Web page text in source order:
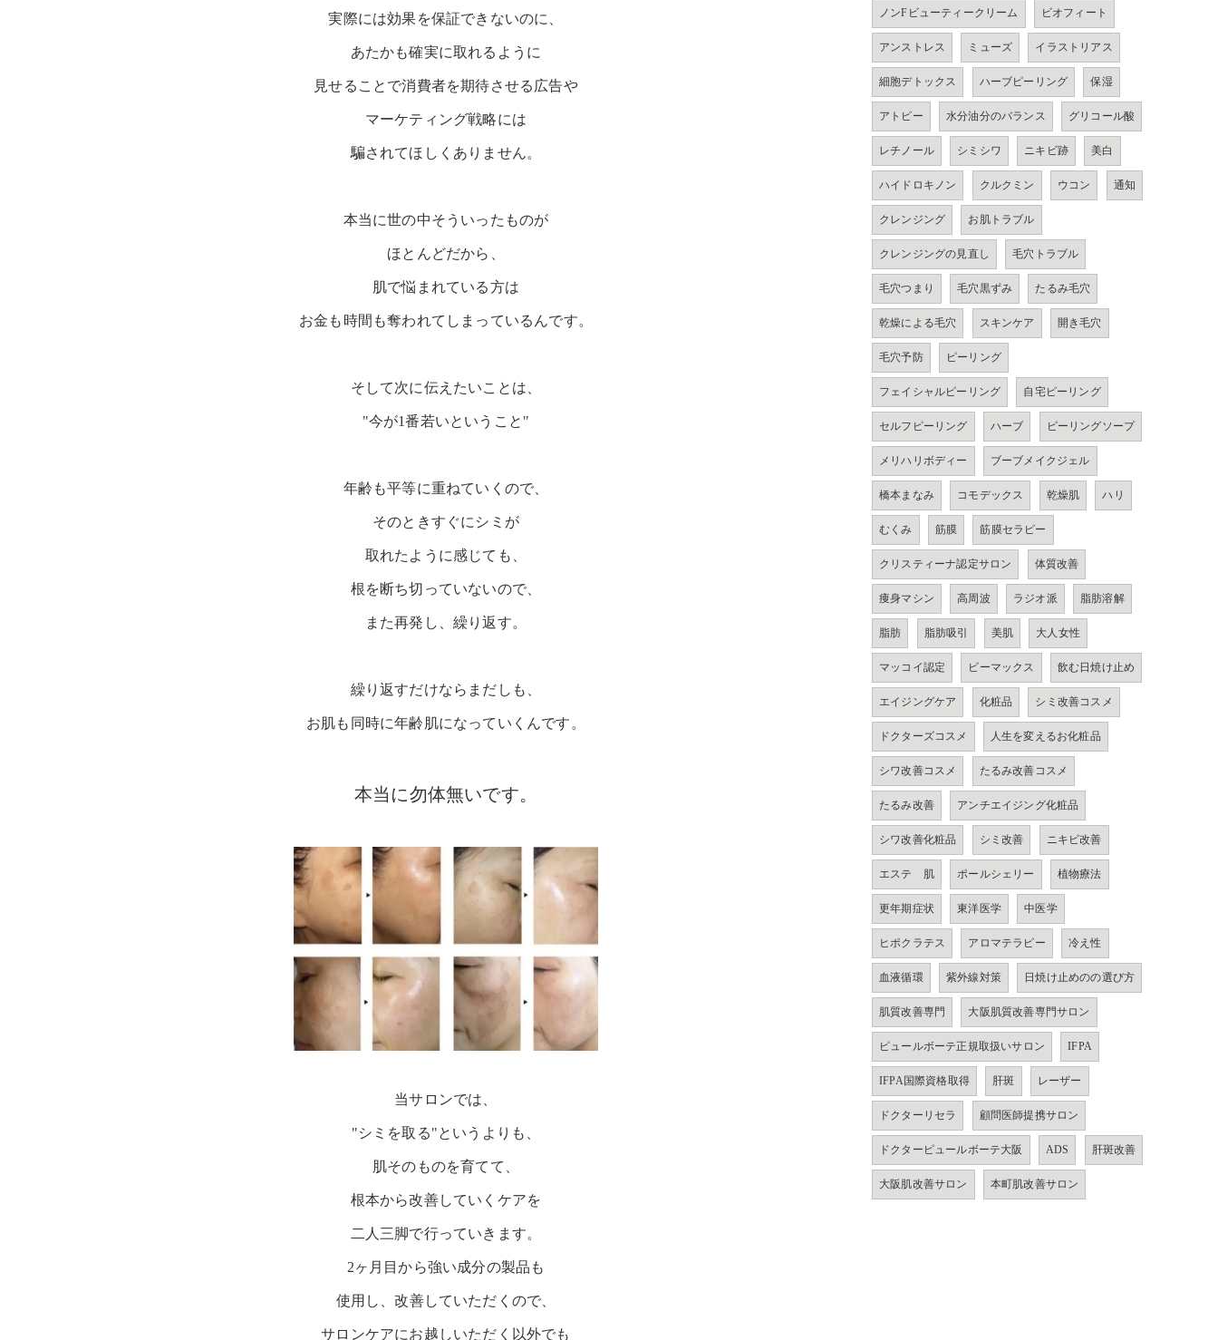
実際には効果を保証できないのに、
あたかも確実に取れるように
見せることで消費者を期待させる広告や
マーケティング戦略には
騙されてほしくありません。
本当に世の中そういったものが
ほとんどだから、
肌で悩まれている方は
お金も時間も奪われてしまっているんです。
そして次に伝えたいことは、
"今が1番若いということ"
年齢も平等に重ねていくので、
そのときすぐにシミが
取れたように感じても、
根を断ち切っていないので、
また再発し、繰り返す。
繰り返すだけならまだしも、
お肌も同時に年齢肌になっていくんです。
本当に勿体無いです。
当サロンでは、
"シミを取る"というよりも、
肌そのものを育てて、
根本から改善していくケアを
二人三脚で行っていきます。
2ヶ月目から強い成分の製品も
使用し、改善していただくので、
サロンケアにお越しいただく以外でも
ノンFビューティークリーム ビオフィート
アンストレス ミューズ イラストリアス
細胞デトックス ハーブピーリング 保湿
アトピー 水分油分のバランス グリコール酸
レチノール シミシワ ニキビ跡 美白
ハイドロキノン クルクミン ウコン 通知
クレンジング お肌トラブル
クレンジングの見直し 毛穴トラブル
毛穴つまり 毛穴黒ずみ たるみ毛穴
乾燥による毛穴 スキンケア 開き毛穴
毛穴予防 ピーリング
フェイシャルピーリング 自宅ピーリング
セルフピーリング ハーブ ピーリングソープ
メリハリボディー ブーブメイクジェル
橋本まなみ コモデックス 乾燥肌 ハリ
むくみ 筋膜 筋膜セラピー
クリスティーナ認定サロン 体質改善
痩身マシン 高周波 ラジオ派 脂肪溶解
脂肪 脂肪吸引 美肌 大人女性
マッコイ認定 ビーマックス 飲む日焼け止め
エイジングケア 化粧品 シミ改善コスメ
ドクターズコスメ 人生を変えるお化粧品
シワ改善コスメ たるみ改善コスメ
たるみ改善 アンチエイジング化粧品
シワ改善化粧品 シミ改善 ニキビ改善
エステ 肌 ポールシェリー 植物療法
更年期症状 東洋医学 中医学
ヒポクラテス アロマテラピー 冷え性
血液循環 紫外線対策 日焼け止めのの選び方
肌質改善専門 大阪肌質改善専門サロン
ピュールボーテ正規取扱いサロン IFPA
IFPA国際資格取得 肝斑 レーザー
ドクターリセラ 顧問医師提携サロン
ドクターピュールボーテ大阪 ADS 肝斑改善
大阪肌改善サロン 本町肌改善サロン